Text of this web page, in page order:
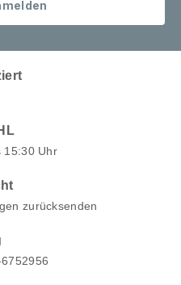
15:30 Uhr
zurücksenden